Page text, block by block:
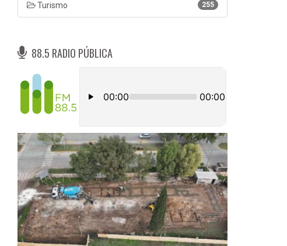
255
Turismo
88.5 RADIO PÚBLICA